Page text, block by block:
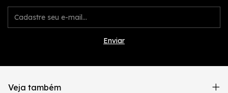
Veja também